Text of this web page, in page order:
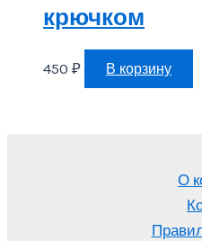
крючком
450 ₽ В корзину
О